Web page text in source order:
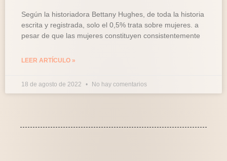
Según la historiadora Bettany Hughes, de toda la historia
escrita y registrada, solo el 0,5% trata sobre mujeres. a
pesar de que las mujeres constituyen consistentemente
LEER ARTÍCULO »
18 de agosto de 2022 No hay comentarios